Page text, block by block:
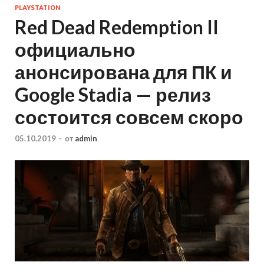
PLAYSTATION
Red Dead Redemption II
официально
анонсирована для ПК и
Google Stadia — релиз
состоится совсем скоро
05.10.2019 - от admin